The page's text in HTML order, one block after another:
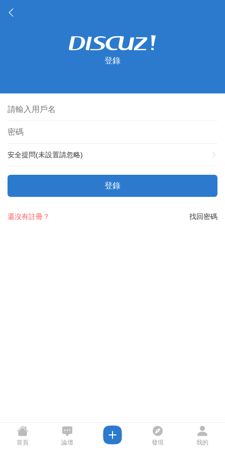
登錄
安全提問(未設置請忽略)
登錄
找回密碼
還沒有註冊？
首頁 論壇 發現 我的